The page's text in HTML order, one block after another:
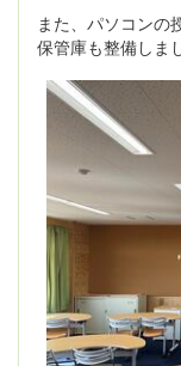
また、パソコンの
保管庫も整備しま